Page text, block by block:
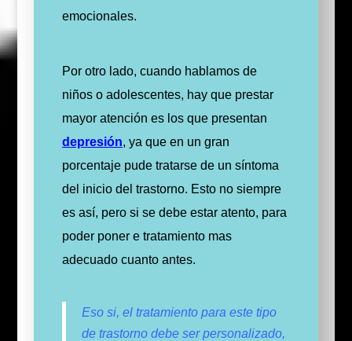
emocionales.
Por otro lado, cuando hablamos de
niños o adolescentes, hay que prestar
mayor atención es los que presentan
depresión, ya que en un gran
porcentaje pude tratarse de un síntoma
del inicio del trastorno. Esto no siempre
es así, pero si se debe estar atento, para
poder poner e tratamiento mas
adecuado cuanto antes.
Eso si, el tratamiento para este tipo
de trastorno debe ser personalizado,